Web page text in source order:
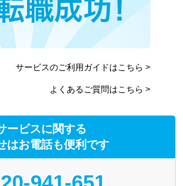
サービスのご利用ガイドはこちら >
よくあるご質問はこちら >
ービスに関する
はお電話も便利です